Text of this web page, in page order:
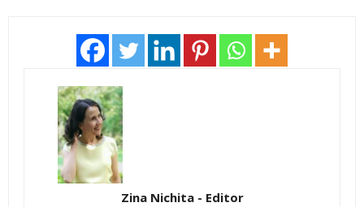
Zina Nichita - Editor